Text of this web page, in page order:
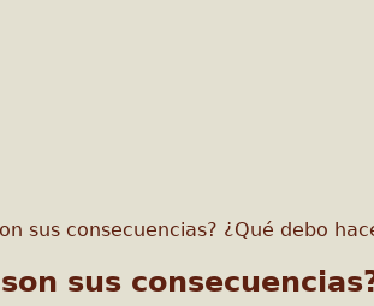
sus consecuencias? ¿Qué debo
sus